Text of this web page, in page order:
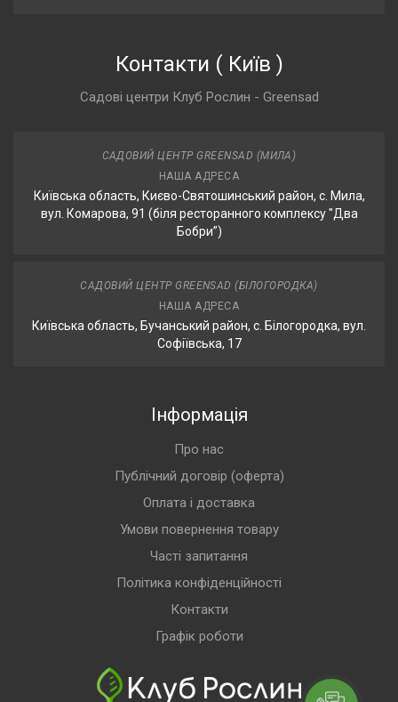
Контакти ( Київ )
Садові центри Клуб Рослин - Greensad
САДОВИЙ ЦЕНТР GREENSAD (МИЛА)
НАША АДРЕСА
Київська область, Києво-Святошинський район, с. Мила,
вул. Комарова, 91 (біля ресторанного комплексу "Два
Бобри”)
САДОВИЙ ЦЕНТР GREENSAD (БІЛОГОРОДКА)
НАША АДРЕСА
Київська область, Бучанський район, с. Білогородка, вул.
Софіївська, 17
Інформація
Про нас
Публічний договір (оферта)
Оплата і доставка
Умови повернення товару
Часті запитання
Політика конфіденційності
Контакти
Графік роботи